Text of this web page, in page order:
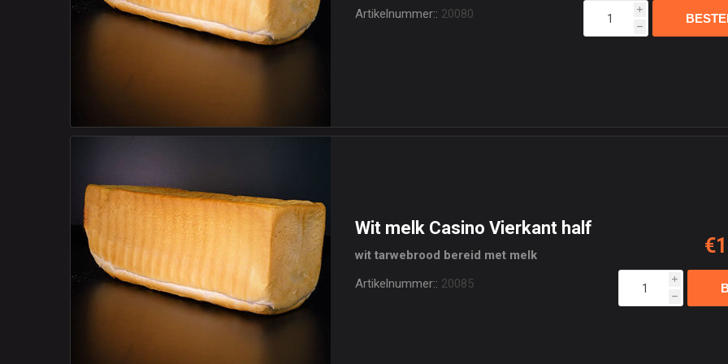
Artikelnummer:: 20080 i
h
Wit melk Casino Vierkant half
wit tarwebrood bereid met melk
Artikelnummer:: 20085 i
h